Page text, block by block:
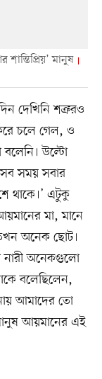
মানুষ
দেখিনি শত্রুরও
চলে গেল, ও
উল্টো
সময় সবার
থাকে।’ এটুকু
মা, মানে
অনেক ছোট।
নারী অনেকগুলো
বলেছিলেন,
আমাদের তো
আয়মানের এই